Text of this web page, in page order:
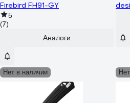
Firebird FH91-GY
5
(7)
Аналоги
Нет в наличии